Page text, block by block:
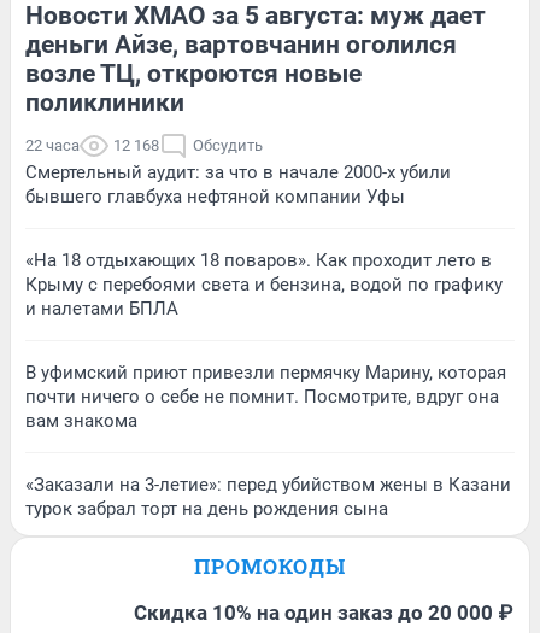
Новости ХМАО за 5 августа: муж дает
деньги Айзе, вартовчанин оголился
возле ТЦ, откроются новые
поликлиники
22 часа 12 168 Обсудить
Смертельный аудит: за что в начале 2000-х убили
бывшего главбуха нефтяной компании Уфы
«На 18 отдыхающих 18 поваров». Как проходит лето в
Крыму с перебоями света и бензина, водой по графику
и налетами БПЛА
В уфимский приют привезли пермячку Марину, которая
почти ничего о себе не помнит. Посмотрите, вдруг она
вам знакома
«Заказали на 3-летие»: перед убийством жены в Казани
турок забрал торт на день рождения сына
ПРОМОКОДЫ
Скидка 10% на один заказ до 20 000 ₽